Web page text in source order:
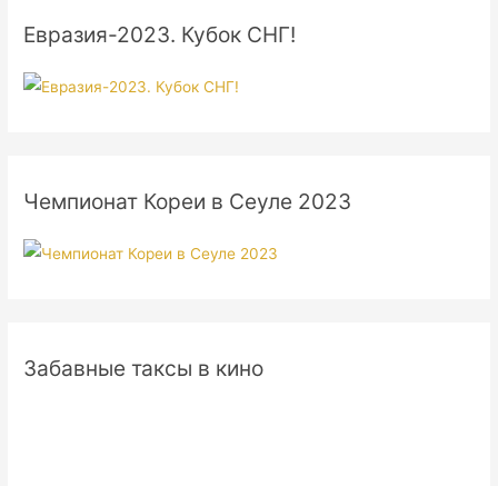
Евразия-2023. Кубок СНГ!
Чемпионат Кореи в Сеуле 2023
Забавные таксы в кино